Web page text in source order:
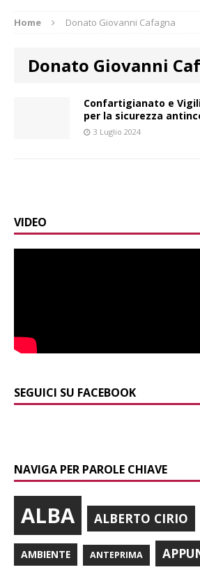
Home Donato Giovanni Cafagna
Donato Giovanni
Confartigianato e
per la sicurezza
3 Luglio 2024
VIDEO
SEGUICI SU FACEBOOK
NAVIGA PER PAROLE CHIAVE
ALBA ALBERTO CIRIO
AMBIENTE ANTEPRIMA